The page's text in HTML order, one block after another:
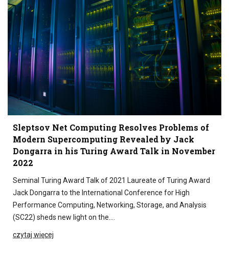
Sleptsov Net Computing Resolves Problems of
Modern Supercomputing Revealed by Jack
Dongarra in his Turing Award Talk in November
2022
Seminal Turing Award Talk of 2021 Laureate of Turing Award
Jack Dongarra to the International Conference for High
Performance Computing, Networking, Storage, and Analysis
(SC22) sheds new light on the….
czytaj więcej